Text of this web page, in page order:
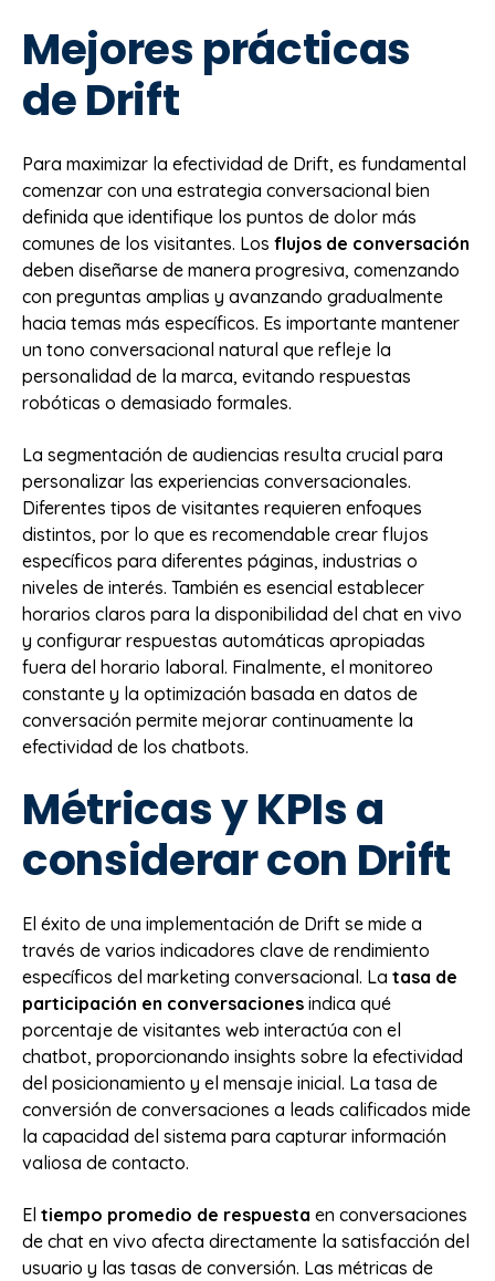
Mejores prácticas
de Drift
Para maximizar la efectividad de Drift, es fundamental
comenzar con una estrategia conversacional bien
definida que identifique los puntos de dolor más
comunes de los visitantes. Los flujos de conversación
deben diseñarse de manera progresiva, comenzando
con preguntas amplias y avanzando gradualmente
hacia temas más específicos. Es importante mantener
un tono conversacional natural que refleje la
personalidad de la marca, evitando respuestas
robóticas o demasiado formales.
La segmentación de audiencias resulta crucial para
personalizar las experiencias conversacionales.
Diferentes tipos de visitantes requieren enfoques
distintos, por lo que es recomendable crear flujos
específicos para diferentes páginas, industrias o
niveles de interés. También es esencial establecer
horarios claros para la disponibilidad del chat en vivo
y configurar respuestas automáticas apropiadas
fuera del horario laboral. Finalmente, el monitoreo
constante y la optimización basada en datos de
conversación permite mejorar continuamente la
efectividad de los chatbots.
Métricas y KPIs a
considerar con Drift
El éxito de una implementación de Drift se mide a
través de varios indicadores clave de rendimiento
específicos del marketing conversacional. La tasa de
participación en conversaciones indica qué
porcentaje de visitantes web interactúa con el
chatbot, proporcionando insights sobre la efectividad
del posicionamiento y el mensaje inicial. La tasa de
conversión de conversaciones a leads calificados mide
la capacidad del sistema para capturar información
valiosa de contacto.
El tiempo promedio de respuesta en conversaciones
de chat en vivo afecta directamente la satisfacción del
usuario y las tasas de conversión. Las métricas de